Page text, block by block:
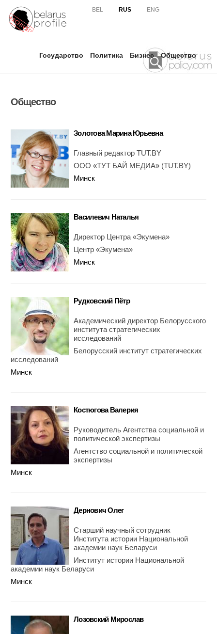
BEL RUS ENG
Государство Политика Бизнес Общество
Общество
Золотова Марина Юрьевна
Главный редактор TUT.BY
ООО «ТУТ БАЙ МЕДИА» (TUT.BY)
Минск
Василевич Наталья
Директор Центра «Экумена»
Центр «Экумена»
Минск
Рудковский Пётр
Академический директор Белорусского
института стратегических
исследований
Белорусский институт стратегических
исследований
Минск
Костюгова Валерия
Руководитель Агентства социальной и
политической экспертизы
Агентство социальной и политической
экспертизы
Минск
Дернович Олег
Старший научный сотрудник
Института истории Национальной
академии наук Беларуси
Институт истории Национальной
академии наук Беларуси
Минск
Лозовский Мирослав